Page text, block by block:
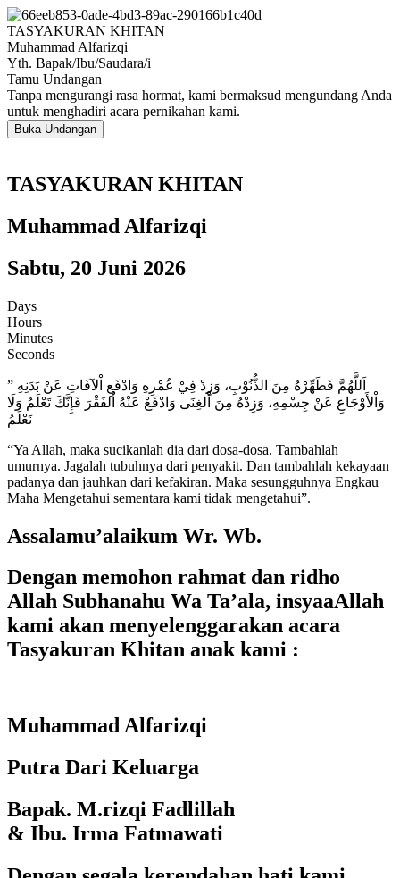
TASYAKURAN KHITAN
Muhammad Alfarizqi
Yth. Bapak/Ibu/Saudara/i
Tamu Undangan
Tanpa mengurangi rasa hormat, kami bermaksud mengundang Anda
untuk menghadiri acara pernikahan kami.
Buka Undangan
TASYAKURAN KHITAN
Muhammad Alfarizqi
Sabtu, 20 Juni 2026
Days
Hours
Minutes
Seconds
” اَللَّهُمَّ فَطَهِّرْهُ مِنَ الذُّنُوْبِ، وَزِدْ فِيْ عُمْرِهِ وَادْفَعِ اْلآفَاتِ عَنْ بَدَنِهِ
وَاْلأَوْجَاعِ عَنْ جِسْمِهِ، وَزِدْهُ مِنَ اْلغِنَى وَادْفَعْ عَنْهُ اْلفَقْرَ فَإِنَّكَ تَعْلَمُ وَلَا
نَعْلَمُ
“Ya Allah, maka sucikanlah dia dari dosa-dosa. Tambahlah
umurnya. Jagalah tubuhnya dari penyakit. Dan tambahlah kekayaan
padanya dan jauhkan dari kefakiran. Maka sesungguhnya Engkau
Maha Mengetahui sementara kami tidak mengetahui”.
Assalamu’alaikum Wr. Wb.
Dengan memohon rahmat dan ridho
Allah Subhanahu Wa Ta’ala, insyaaAllah
kami akan menyelenggarakan acara
Tasyakuran Khitan anak kami :
Muhammad Alfarizqi
Putra Dari Keluarga
Bapak. M.rizqi Fadlillah
& Ibu. Irma Fatmawati